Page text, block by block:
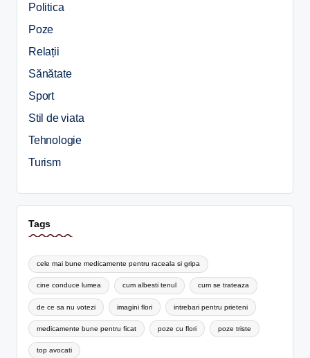
Politica
Poze
Relații
Sănătate
Sport
Stil de viata
Tehnologie
Turism
Tags
cele mai bune medicamente pentru raceala si gripa
cine conduce lumea cum albesti tenul cum se trateaza
de ce sa nu votezi imagini flori intrebari pentru prieteni
medicamente bune pentru ficat poze cu flori poze triste
top avocati